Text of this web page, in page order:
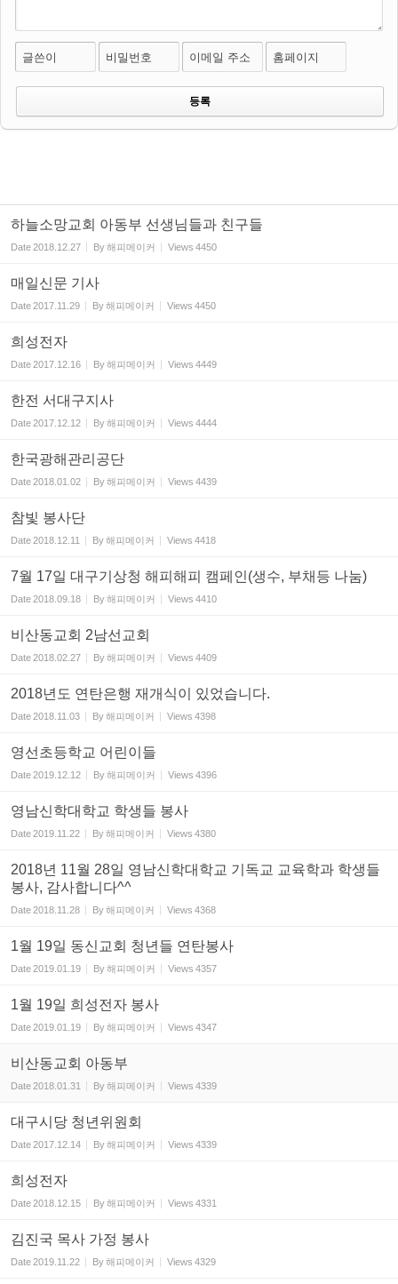
글쓴이 비밀번호 이메일 주소 홈페이지
하늘소망교회 아동부 선생님들과 친구들
Date2018.12.27 By해피메이커 Views 4450
매일신문 기사
Date2017.11.29 By해피메이커 Views 4450
희성전자
Date2017.12.16 By해피메이커 Views 4449
한전 서대구지사
Date2017.12.12 By해피메이커 Views 4444
한국광해관리공단
Date2018.01.02 By해피메이커 Views 4439
참빛 봉사단
Date2018.12.11 By해피메이커 Views 4418
7월 17일 대구기상청 해피해피 캠페인(생수, 부채등 나눔)
Date2018.09.18 By해피메이커 Views 4410
비산동교회 2남선교회
Date2018.02.27 By해피메이커 Views 4409
2018년도 연탄은행 재개식이 있었습니다.
Date2018.11.03 By해피메이커 Views 4398
영선초등학교 어린이들
Date2019.12.12 By해피메이커 Views 4396
영남신학대학교 학생들 봉사
Date2019.11.22 By해피메이커 Views 4380
2018년 11월 28일 영남신학대학교 기독교 교육학과 학생들
봉사, 감사합니다^^
Date2018.11.28 By해피메이커 Views 4368
1월 19일 동신교회 청년들 연탄봉사
Date2019.01.19 By해피메이커 Views 4357
1월 19일 희성전자 봉사
Date2019.01.19 By해피메이커 Views 4347
비산동교회 아동부
Date2018.01.31 By해피메이커 Views 4339
대구시당 청년위원회
Date2017.12.14 By해피메이커 Views 4339
희성전자
Date2018.12.15 By해피메이커 Views 4331
김진국 목사 가정 봉사
Date2019.11.22 By해피메이커 Views 4329